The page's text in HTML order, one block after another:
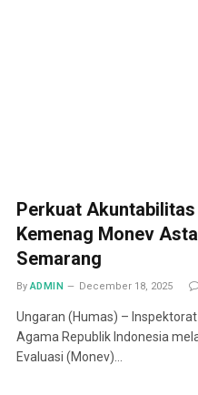
Perkuat
Kemenag Monev
Semarang
By ADMIN December 18, 2025
Ungaran (Humas) –
Agama Republik Indonesia
Evaluasi (Monev)…